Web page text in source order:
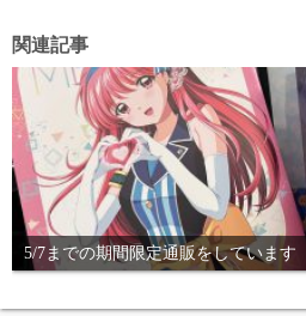
関連記事
5/7までの期間限定通販をしています